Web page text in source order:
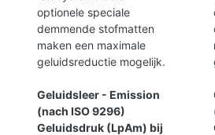
optionele speciale
demmende stofmatten
maken een maximale
geluidsreductie mogelijk.
Geluidsleer - Emission
(nach ISO 9296)
Geluidsdruk (LpAm) bij